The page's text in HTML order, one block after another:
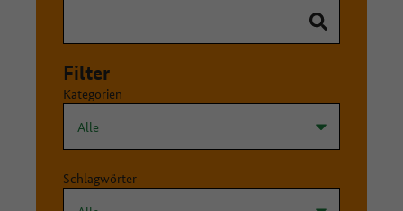
Filter
Kategorien
Schlagwörter